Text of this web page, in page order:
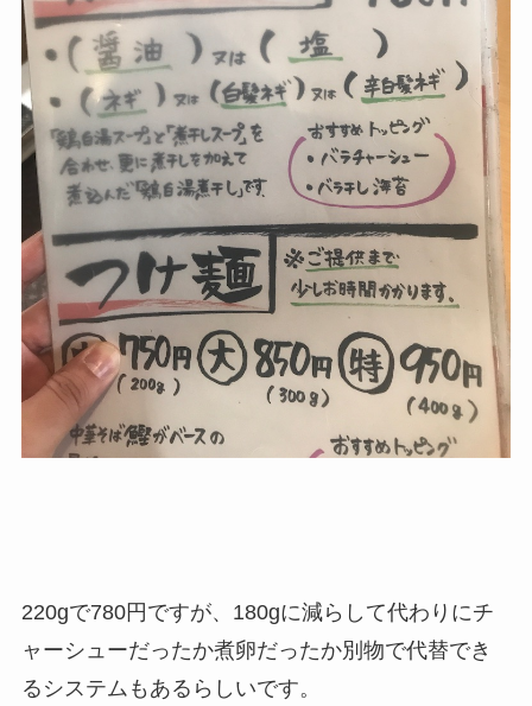
220gで780円ですが、180gに減らして代わりにチ
ャーシューだったか煮卵だったか別物で代替でき
るシステムもあるらしいです。